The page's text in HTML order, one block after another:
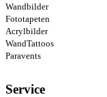
Wandbilder
Fototapeten
Acrylbilder
WandTattoos
Paravents
Service